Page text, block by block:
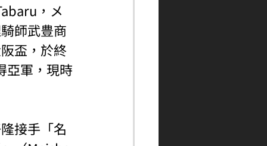
，メ
師武豊商
盃，於終
亞軍，現時
接手「名